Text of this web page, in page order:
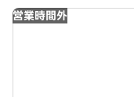
営業時間外